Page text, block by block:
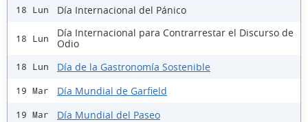
18 Lun Día Internacional del Pánico
18 Lun
Día Internacional para Contrarrestar el Discurso de
Odio
18 Lun Día de la Gastronomía Sostenible
19 Mar Día Mundial de Garfield
19 Mar Día Mundial del Paseo